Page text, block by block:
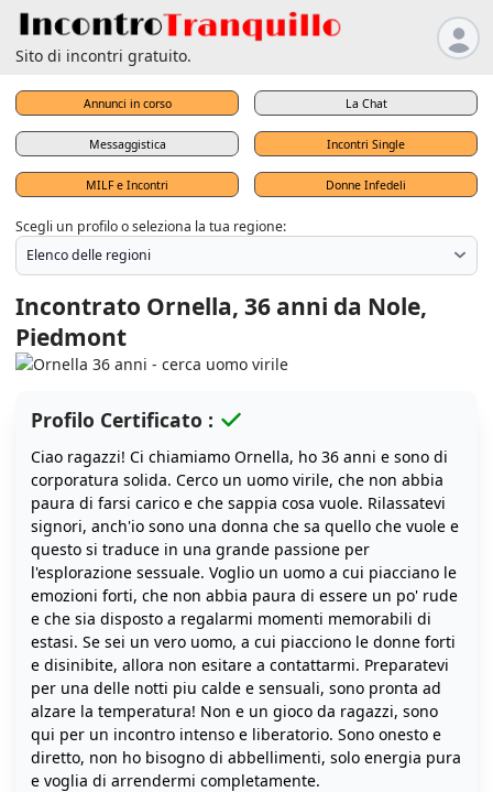
Sito di incontri gratuito.
Annunci in corso La Chat
Messaggistica Incontri Single
MILF e Incontri Donne Infedeli
Scegli un profilo o seleziona la tua regione:
Incontrato Ornella, 36 anni da Nole,
Piedmont
Profilo Certificato :
Ciao ragazzi! Ci chiamiamo Ornella, ho 36 anni e sono di
corporatura solida. Cerco un uomo virile, che non abbia
paura di farsi carico e che sappia cosa vuole. Rilassatevi
signori, anch'io sono una donna che sa quello che vuole e
questo si traduce in una grande passione per
l'esplorazione sessuale. Voglio un uomo a cui piacciano le
emozioni forti, che non abbia paura di essere un po' rude
e che sia disposto a regalarmi momenti memorabili di
estasi. Se sei un vero uomo, a cui piacciono le donne forti
e disinibite, allora non esitare a contattarmi. Preparatevi
per una delle notti piu calde e sensuali, sono pronta ad
alzare la temperatura! Non e un gioco da ragazzi, sono
qui per un incontro intenso e liberatorio. Sono onesto e
diretto, non ho bisogno di abbellimenti, solo energia pura
e voglia di arrendermi completamente.